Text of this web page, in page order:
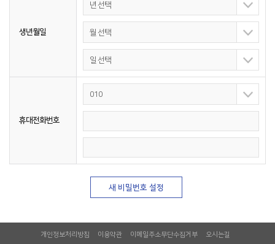
생년월일
년 선택
월 선택
일 선택
휴대전화번호
010
새 비밀번호 설정
개인정보처리방침 이용약관 이메일주소무단수집거부 오시는길